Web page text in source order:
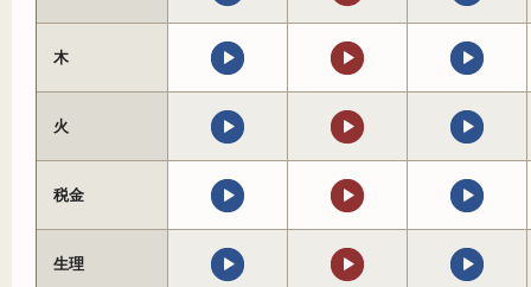
木
火
税金
生理